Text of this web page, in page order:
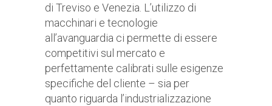
di Treviso e Venezia. L’utilizzo di
macchinari e tecnologie
all’avanguardia ci permette di essere
competitivi sul mercato e
perfettamente calibrati sulle esigenze
specifiche del cliente – sia per
quanto riguarda l’industrializzazione